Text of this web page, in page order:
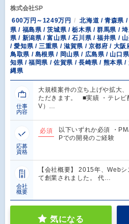
株式会社SP
600万円～1249万円
北海道 / 青森県
県 / 福島県 / 茨城県 / 栃木県 / 群馬県 /
県 / 新潟県 / 富山県 / 石川県 / 福井県 /
/ 愛知県 / 三重県 / 滋賀県 / 京都府 / 大
鳥取県 / 島根県 / 岡山県 / 広島県 / 山口
知県 / 福岡県 / 佐賀県 / 長崎県 / 熊本県
縄県
仕事
内容
大規模案件の立ち上げや拡大
ただきます。 ■実績 ・テレビ
V）…
応募
資格
必須
以下いずれか必須 ・
Pでの開発のご経験
会社
概要
【会社概要】 2015年、Web
て創業されました。 代…
気になる